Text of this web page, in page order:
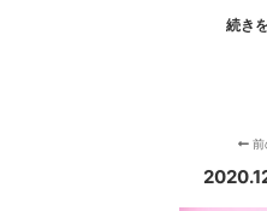
続き
前